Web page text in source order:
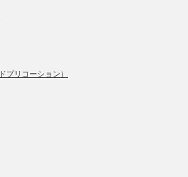
プリコーション）